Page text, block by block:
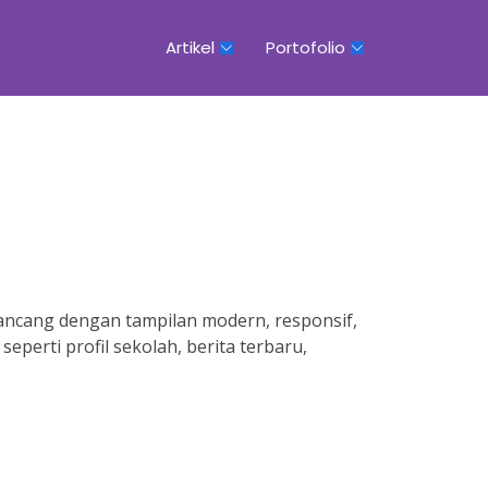
Artikel Portofolio
dengan tampilan modern, responsif,
profil sekolah, berita terbaru,